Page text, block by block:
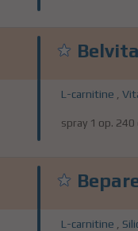
L-carnitine
spray 1 op.
L-carnitine